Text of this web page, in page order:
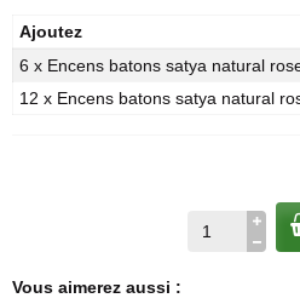
Ajoutez
6 x Encens batons satya natural
12 x Encens batons satya natural
Vous aimerez aussi :